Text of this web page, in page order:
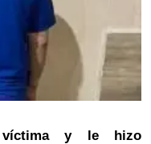
víctima y le hizo